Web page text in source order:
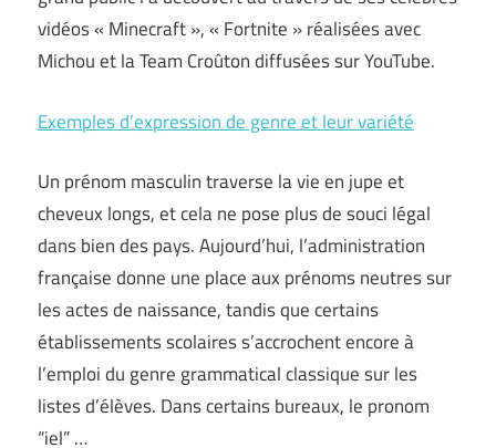
vidéos « Minecraft », « Fortnite » réalisées avec
Michou et la Team Croûton diffusées sur YouTube.
Exemples d’expression de genre et leur variété
Un prénom masculin traverse la vie en jupe et
cheveux longs, et cela ne pose plus de souci légal
dans bien des pays. Aujourd’hui, l’administration
française donne une place aux prénoms neutres sur
les actes de naissance, tandis que certains
établissements scolaires s’accrochent encore à
l’emploi du genre grammatical classique sur les
listes d’élèves. Dans certains bureaux, le pronom
“iel” …